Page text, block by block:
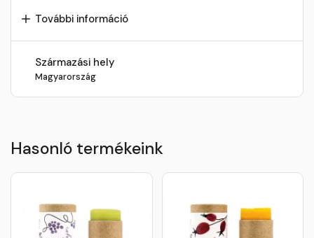
További információ
Származási hely
Magyarország
Hasonló termékeink